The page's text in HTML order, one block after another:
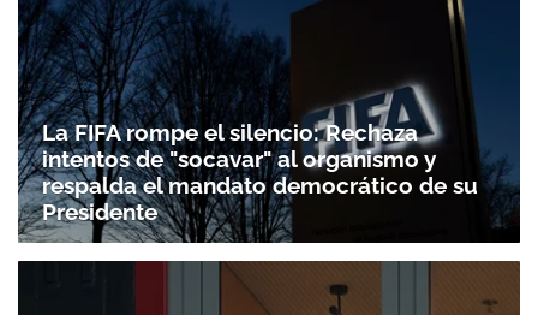
La FIFA rompe el silencio: Rechaza
intentos de "socavar" al organismo y
respalda el mandato democrático de su
Presidente